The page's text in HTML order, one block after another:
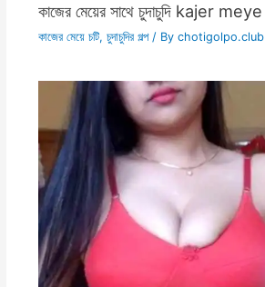
কাজের মেয়ের সাথে চুদাচুদি kajer meye
কাজের মেয়ে চটি, চুদাচুদির গল্প/ By chotigolpo.club